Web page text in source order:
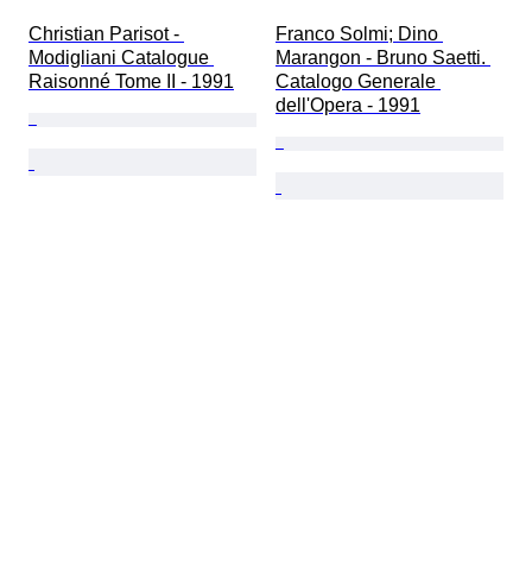
Christian Parisot -
Modigliani Catalogue
Raisonné Tome II - 1991
Franco Solmi; Dino
Marangon - Bruno Saetti.
Catalogo Generale
dell'Opera - 1991